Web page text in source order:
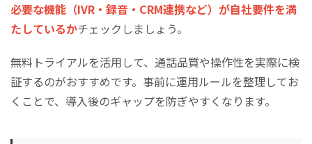
必要な機能（IVR・録音・CRM連携など）が自社要件を満
たしているかチェックしましょう。
無料トライアルを活用して、通話品質や操作性を実際に検
証するのがおすすめです。事前に運用ルールを整理してお
くことで、導入後のギャップを防ぎやすくなります。